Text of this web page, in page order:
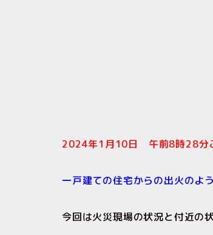
2024年1月10日 午前8時28分
一戸建ての住宅からの出火のよ
今回は火災現場の状況と付近の